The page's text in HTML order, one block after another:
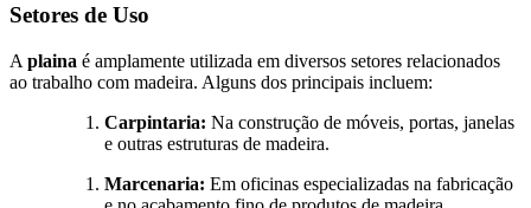
Setores de Uso
A plaina é amplamente utilizada em diversos setores relacionados
ao trabalho com madeira. Alguns dos principais incluem:
Carpintaria: Na construção de móveis, portas, janelas
e outras estruturas de madeira.
Marcenaria: Em oficinas especializadas na fabricação